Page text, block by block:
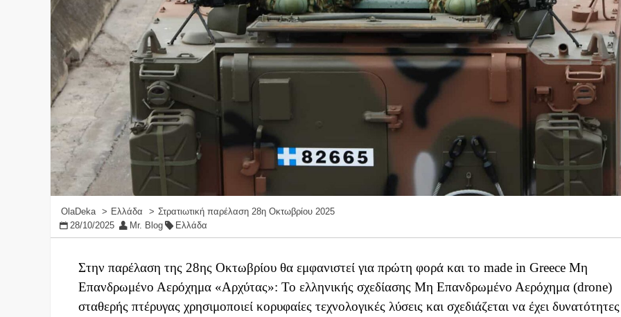
OlaDeka Ελλάδα
Στρατιωτική παρέλαση 28η Οκτωβρίου 2025
28/10/2025
Mr. Blog Ελλάδα
Στην παρέλαση της 28ης Οκτωβρίου θα εμφανιστεί για πρώτη φορά και το made in Greece Μη
Επανδρωμένο Αερόχημα «Αρχύτας»: Το ελληνικής σχεδίασης Μη Επανδρωμένο Αερόχημα (drone)
σταθερής πτέρυγας χρησιμοποιεί κορυφαίες τεχνολογικές λύσεις και σχεδιάζεται να έχει δυνατότητες